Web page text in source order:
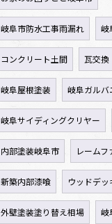
岐阜市防水工事雨漏れ 岐
コンクリート土間 瓦交
岐阜屋根塗装 岐阜ガルバ
岐阜サイディングクリヤー
内部塗装岐阜市 レーム
新築内部漆喰 ウッドデッ
外壁塗装塗り替え相場 岐